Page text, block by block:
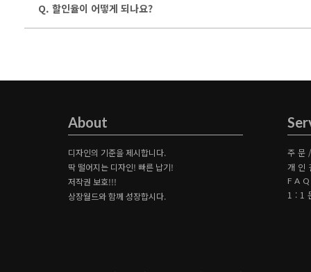
Q. 할인율이 어떻게 되나요?
About
디자인의 기준을 제시합니다.
딱 떨어지는 디자인! 빠른 납기!
저작권 보호!!!
상장월드와 함께 성장합시다.
주
개인
1:1